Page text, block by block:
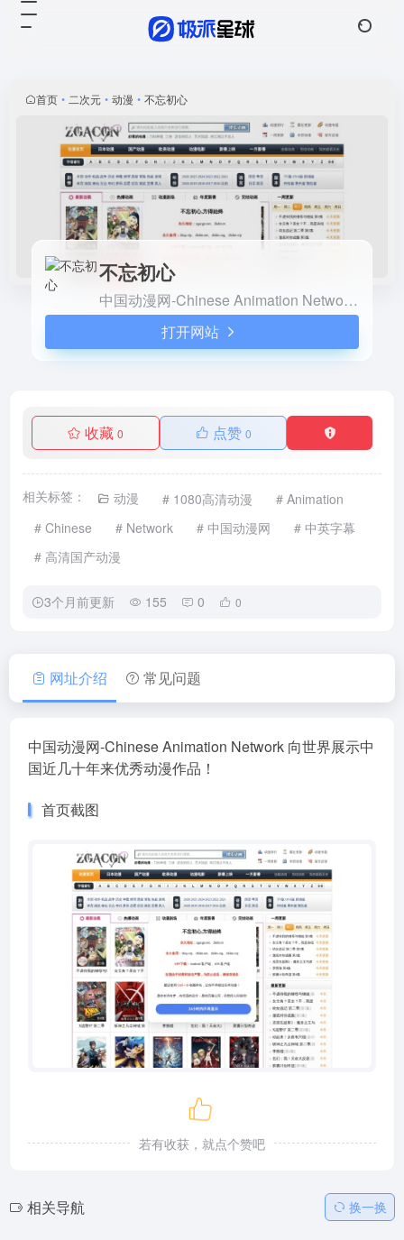
首页 • 二次元 • 动漫 • 不忘初心
不忘初心
中国动漫网-Chinese Animation Network 向世界展示中国近几十年来优秀动漫作品！
打开网站
收藏0 点赞 0
相关标签： 动漫 # 1080高清动漫
# Animation
# Chinese
# Network # 中国动漫网
# 中英字幕
# 高清国产动漫
3个月前更新 155 0 0
品！
网址介绍 常见问题
中国动漫网-Chinese Animation Network 向世界展示中
国近几十年来优秀动漫作品！
首页截图
若有收获，就点个赞吧
相关导航 换一换